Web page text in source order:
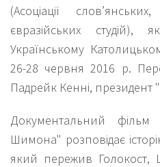
(Асоціації
євразійських
Українському
26-28 червня 2016 р.
Падрейк Кенні, президент
Документальний
Шимона" розповідає
який пережив